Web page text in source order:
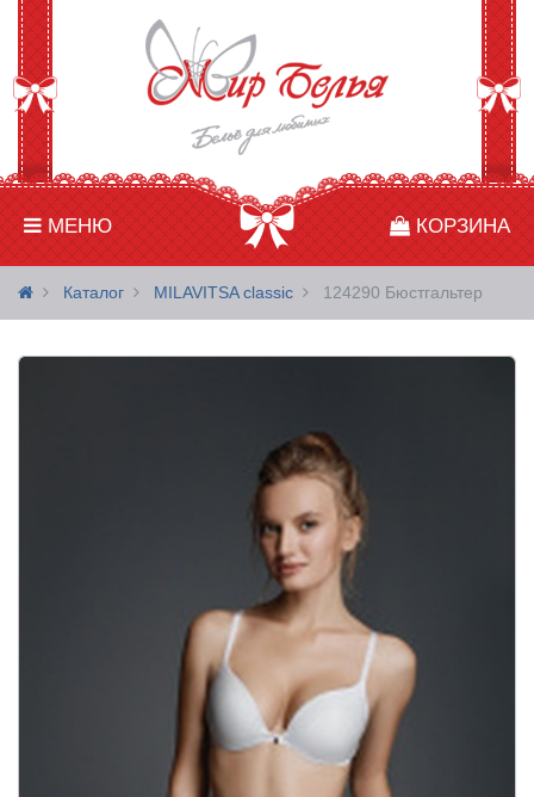
МЕНЮ КОРЗИНА
Каталог MILAVITSA classic 124290 Бюстгальтер